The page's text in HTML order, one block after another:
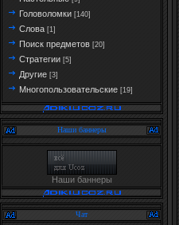
Головоломки [140]
Слова [1]
Поиск предметов [20]
Стратегии [5]
Другие [3]
Многопользовательские [19]
Наши баннеры
Наши баннеры
Чат